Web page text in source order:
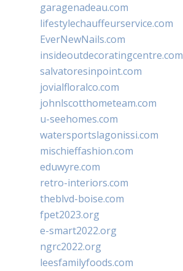
garagenadeau.com
lifestylechauffeurservice.com
EverNewNails.com
insideoutdecoratingcentre.com
salvatoresinpoint.com
jovialfloralco.com
johnlscotthometeam.com
u-seehomes.com
watersportslagonissi.com
mischieffashion.com
eduwyre.com
retro-interiors.com
theblvd-boise.com
fpet2023.org
e-smart2022.org
ngrc2022.org
leesfamilyfoods.com